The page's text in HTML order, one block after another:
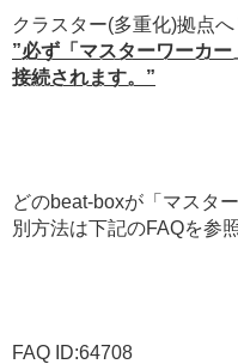
クラスター(多重化)拠点
”必ず「マスターワーカ
接続されます。”
どのbeat-boxが「マスタ
別方法は下記のFAQを参
FAQ ID:64708